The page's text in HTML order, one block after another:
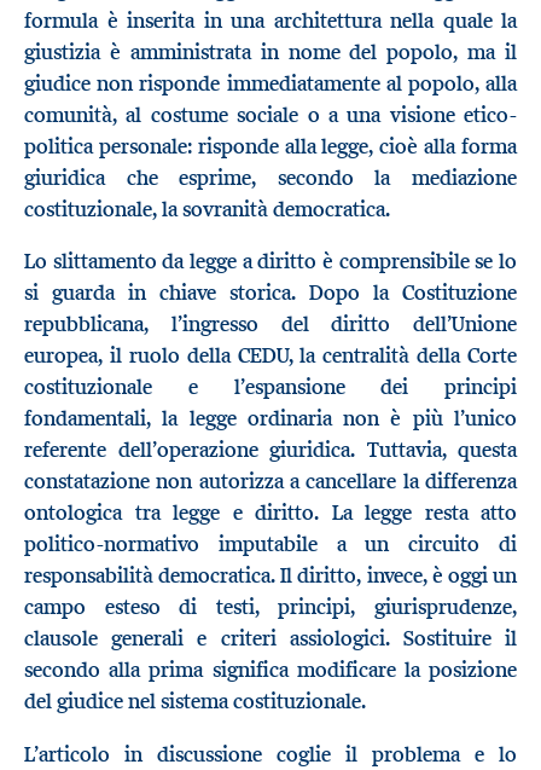
formula è inserita in una architettura nella quale la
giustizia è amministrata in nome del popolo, ma il
giudice non risponde immediatamente al popolo, alla
comunità, al costume sociale o a una visione etico-
politica personale: risponde alla legge, cioè alla forma
giuridica che esprime, secondo la mediazione
costituzionale, la sovranità democratica.
Lo slittamento da legge a diritto è comprensibile se lo
si guarda in chiave storica. Dopo la Costituzione
repubblicana, l’ingresso del diritto dell’Unione
europea, il ruolo della CEDU, la centralità della Corte
costituzionale e l’espansione dei principi
fondamentali, la legge ordinaria non è più l’unico
referente dell’operazione giuridica. Tuttavia, questa
constatazione non autorizza a cancellare la differenza
ontologica tra legge e diritto. La legge resta atto
politico-normativo imputabile a un circuito di
responsabilità democratica. Il diritto, invece, è oggi un
campo esteso di testi, principi, giurisprudenze,
clausole generali e criteri assiologici. Sostituire il
secondo alla prima significa modificare la posizione
del giudice nel sistema costituzionale.
L’articolo in discussione coglie il problema e lo